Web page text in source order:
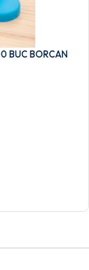
BUC BORCAN